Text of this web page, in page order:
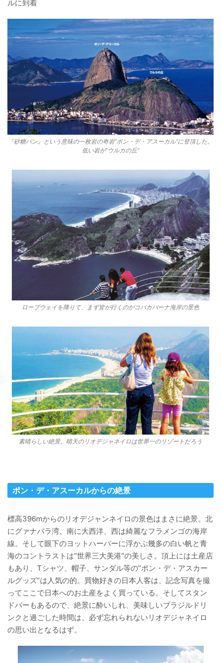
ルに到着
『砂糖パン』という意味の一枚岩の奇岩”ポン・デ・アスーカル”に登頂した。
低い岩が”ウルカの丘”
ロープウェイを降りて、まず皆が行くのがコパカバーナ海岸の景色
素晴らしい絶景。晴天のリオデジャネイロは世界一のリゾートだろう
ポン・デ・アスーカルからの絶景
標高396mからのリオデジャンネイロの景色はまさに絶景。北
にグァナバラ湾、南に大西洋、西は綺麗なフラメンゴの海岸
線。そして眼下のヨットハーバーに浮かぶ幾多の白い帆と青
海のコントラストは”世界三大美港”の美しさ。頂上には土産店
もあり、Tシャツ、帽子、サンダル等の”ポン・デ・アスカー
ルグッズ”は人気の的。買物好きの日本人客は、記念写真を撮
ってここで日本へのお土産をよく買っている。そしてスタン
ドバーもあるので、絶景に酔いしれ、美味しいブラジルドリ
ンクと過ごした時間は、必ず忘れられないリオデジャネイロ
の思い出となるはず。